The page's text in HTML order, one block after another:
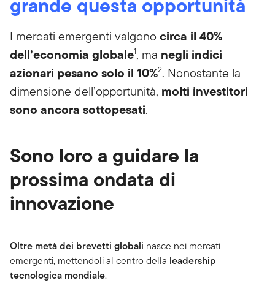
I mercati emergenti valgono circa il 40%
dell’economia globale1, ma negli indici
azionari pesano solo il 10%2. Nonostante la
dimensione dell’opportunità, molti investitori
sono ancora sottopesati.
Sono loro a guidare la
prossima ondata di
innovazione
Oltre metà dei brevetti globali nasce nei mercati
emergenti, mettendoli al centro della leadership
tecnologica mondiale.